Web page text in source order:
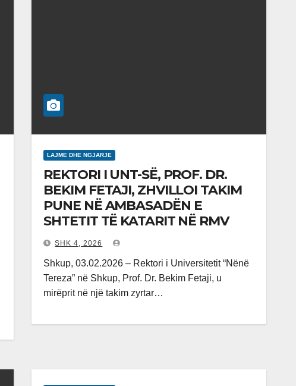
LAJME DHE NGJARJE
REKTORI I UNT-SË, PROF. DR.
BEKIM FETAJI, ZHVILLOI TAKIM
PUNE NË AMBASADËN E
SHTETIT TË KATARIT NË RMV
SHK 4, 2026
Shkup, 03.02.2026 – Rektori i Universitetit “Nënë
Tereza” në Shkup, Prof. Dr. Bekim Fetaji, u
mirëprit në një takim zyrtar…